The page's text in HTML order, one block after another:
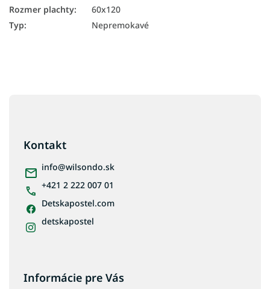
Rozmer plachty:
60x120
Typ: Nepremokavé
Kontakt
info@wilsondo.sk
+421 2 222 007 01
Detskapostel.com
detskapostel
Informácie pre Vás